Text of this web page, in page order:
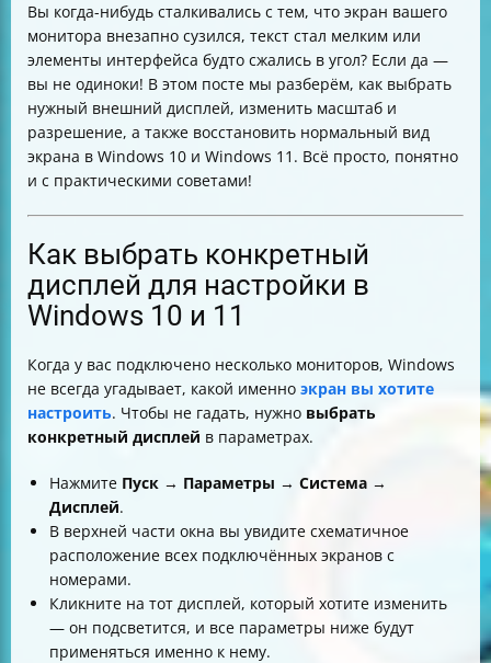
Как изменить ориентацию дисплея и что делать с
физическим поворотом монитора
Как изменить расположение дисплеев в настройках
Особенности выбора масштаба и разрешения для
экранов с разной плотностью пикселей
Совместимость мониторов и ограничения по
разрешению
Различия в настройках Windows 10 и Windows 11
Что важно знать о прекращении поддержки Windows
10 в октябре 2025 года
Как понять, что текст стал нечетким из-за
разрешения и как это исправить
Резюме с практическими советами
Вы когда-нибудь сталкивались с тем, что экран вашего
монитора внезапно сузился, текст стал мелким или
элементы интерфейса будто сжались в угол? Если да —
вы не одиноки! В этом посте мы разберём, как выбрать
нужный внешний дисплей, изменить масштаб и
разрешение, а также восстановить нормальный вид
экрана в Windows 10 и Windows 11. Всё просто, понятно
и с практическими советами!
Как выбрать конкретный
дисплей для настройки в
Windows 10 и 11
Когда у вас подключено несколько мониторов, Windows
не всегда угадывает, какой именно экран вы хотите
настроить. Чтобы не гадать, нужно выбрать
конкретный дисплей в параметрах.
Нажмите Пуск → Параметры → Система →
Дисплей.
В верхней части окна вы увидите схематичное
расположение всех подключённых экранов с
номерами.
Кликните на тот дисплей, который хотите изменить
— он подсветится, и все параметры ниже будут
применяться именно к нему.